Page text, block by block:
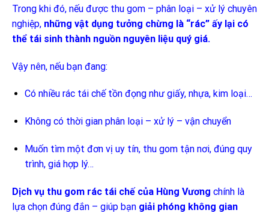
Trong khi đó, nếu được thu gom – phân loại – xử lý chuyên
nghiệp, những vật dụng tưởng chừng là “rác” ấy lại có
thể tái sinh thành nguồn nguyên liệu quý giá.
Vậy nên, nếu bạn đang:
Có nhiều rác tái chế tồn đọng như giấy, nhựa, kim loại…
Không có thời gian phân loại – xử lý – vận chuyển
Muốn tìm một đơn vị uy tín, thu gom tận nơi, đúng quy
trình, giá hợp lý…
Dịch vụ thu gom rác tái chế của Hùng Vương chính là
lựa chọn đúng đắn – giúp bạn giải phóng không gian